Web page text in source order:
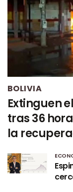
BOLIVIA
Extinguen
tras 36
la